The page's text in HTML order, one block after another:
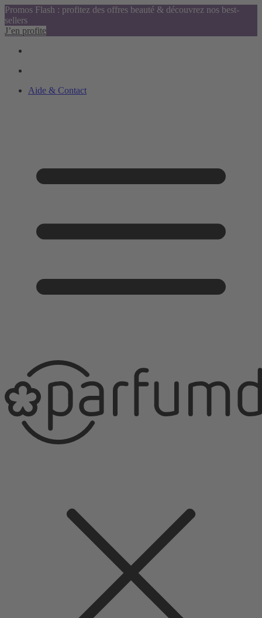
Promos Flash : profitez des offres beauté & découvrez nos best-
sellers
J’en profite
Aide & Contact